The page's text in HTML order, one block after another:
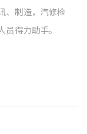
、制造，汽修检
得力助手。